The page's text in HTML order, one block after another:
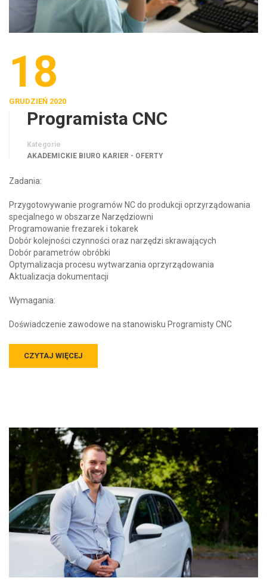
18
GRUDZIEŃ 2020
Programista CNC
Kategorie
AKADEMICKIE BIURO KARIER - OFERTY
Zadania:
Przygotowywanie programów NC do produkcji oprzyrządowania
specjalnego w obszarze Narzędziowni
Programowanie frezarek i tokarek
Dobór kolejności czynności oraz narzędzi skrawających
Dobór parametrów obróbki
Optymalizacja procesu wytwarzania oprzyrządowania
Aktualizacja dokumentacji
Wymagania:
Doświadczenie zawodowe na stanowisku Programisty CNC
CZYTAJ WIĘCEJ